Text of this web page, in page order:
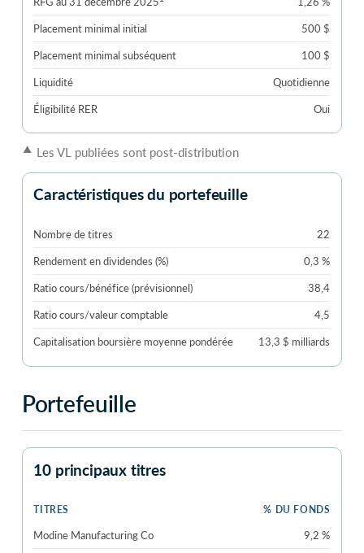
Placement minimal initial
500 $
Placement minimal subséquent
100 $
Liquidité
Quotidienne
Éligibilité RER
Oui
▲ Les VL publiées sont post-distribution
Caractéristiques du portefeuille
Nombre de titres
22
Rendement en dividendes (%)
0,3 %
Ratio cours/bénéfice (prévisionnel)
38,4
Ratio cours/valeur comptable
4,5
Capitalisation boursière moyenne pondérée
13,3 $ milliards
Portefeuille
10 principaux titres
TITRES % DU FONDS
Modine Manufacturing Co
9,2 %